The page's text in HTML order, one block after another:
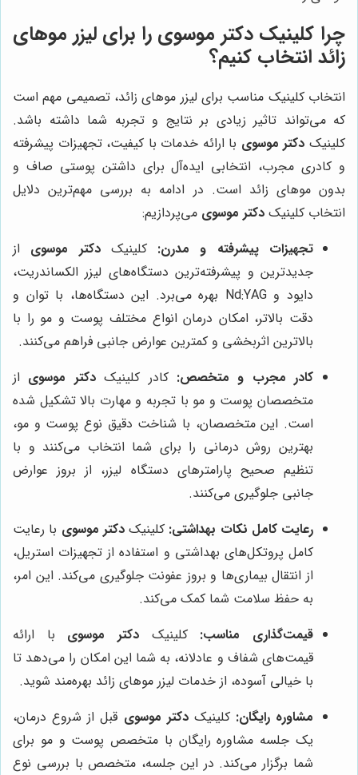
چرا کلینیکدکتر موسوی را برای لیزر موهای
زائد انتخاب کنیم؟
انتخاب کلینیک مناسب برای لیزر موهای زائد، تصمیمی مهم است
که می‌تواند تاثیر زیادی بر نتایج و تجربه شما داشته باشد.
کلینیک دکتر موسوی با ارائه خدمات با کیفیت، تجهیزات پیشرفته
و کادری مجرب، انتخابی ایده‌آل برای داشتن پوستی صاف و
بدون موهای زائد است. در ادامه به بررسی مهم‌ترین دلایل
انتخاب کلینیک دکتر موسوی می‌پردازیم:
تجهیزات پیشرفته و مدرن: کلینیکدکتر موسوی از
جدیدترین و پیشرفته‌ترین دستگاه‌های لیزر الکساندریت،
دایود و Nd:YAG بهره می‌برد. این دستگاه‌ها، با توان و
دقت بالاتر، امکان درمان انواع مختلف پوست و مو را با
بالاترین اثربخشی و کمترین عوارض جانبی فراهم می‌کنند.
کادر مجرب و متخصص: کادر کلینیکدکتر موسوی از
متخصصان پوست و مو با تجربه و مهارت بالا تشکیل شده
است. این متخصصان، با شناخت دقیق نوع پوست و مو،
بهترین روش درمانی را برای شما انتخاب می‌کنند و با
تنظیم صحیح پارامترهای دستگاه لیزر، از بروز عوارض
جانبی جلوگیری می‌کنند.
رعایت کامل نکات بهداشتی: کلینیکدکتر موسوی با رعایت
کامل پروتکل‌های بهداشتی و استفاده از تجهیزات استریل،
از انتقال بیماری‌ها و بروز عفونت جلوگیری می‌کند. این امر،
به حفظ سلامت شما کمک می‌کند.
قیمت‌گذاری مناسب: کلینیک دکتر موسوی با ارائه
قیمت‌های شفاف و عادلانه، به شما این امکان را می‌دهد تا
با خیالی آسوده، از خدمات لیزر موهای زائد بهره‌مند شوید.
مشاوره رایگان: کلینیکدکتر موسوی قبل از شروع درمان،
یک جلسه مشاوره رایگان با متخصص پوست و مو برای
شما برگزار می‌کند. در این جلسه، متخصص با بررسی نوع